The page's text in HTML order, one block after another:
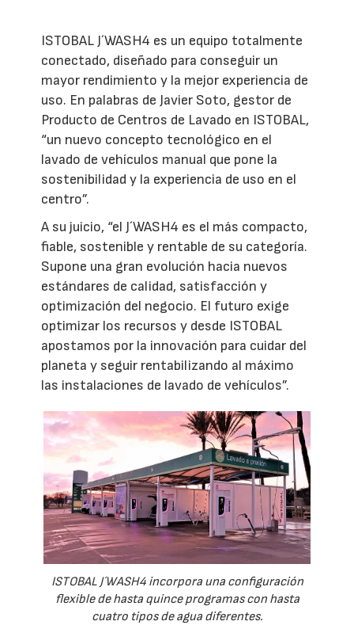
ISTOBAL J´WASH4 es un equipo totalmente
conectado, diseñado para conseguir un
mayor rendimiento y la mejor experiencia de
uso. En palabras de Javier Soto, gestor de
Producto de Centros de Lavado en ISTOBAL,
“un nuevo concepto tecnológico en el
lavado de vehículos manual que pone la
sostenibilidad y la experiencia de uso en el
centro”.
A su juicio, “el J´WASH4 es el más compacto,
fiable, sostenible y rentable de su categoría.
Supone una gran evolución hacia nuevos
estándares de calidad, satisfacción y
optimización del negocio. El futuro exige
optimizar los recursos y desde ISTOBAL
apostamos por la innovación para cuidar del
planeta y seguir rentabilizando al máximo
las instalaciones de lavado de vehículos”.
ISTOBAL J´WASH4 incorpora una configuración
flexible de hasta quince programas con hasta
cuatro tipos de agua diferentes.